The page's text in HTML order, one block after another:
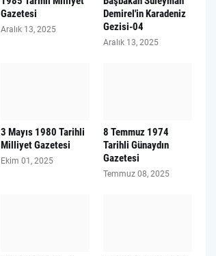
Gazetesi
Aralık 13, 2025
Demirel'in Karadeniz
Gezisi-04
Aralık 13, 2025
3 Mayıs 1980 Tarihli
Milliyet Gazetesi
Ekim 01, 2025
8 Temmuz 1974
Tarihli Günaydın
Gazetesi
Temmuz 08, 2025